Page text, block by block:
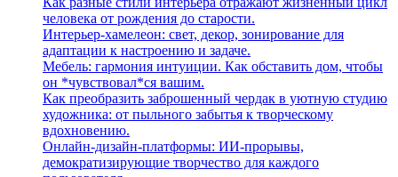
человека от рождения до старости.
Интерьер-хамелеон: свет, декор, зонирование для
адаптации к настроению и задаче.
Мебель: гармония интуиции. Как обставить дом, чтобы
он *чувствовал*ся вашим.
Как преобразить заброшенный чердак в уютную студию
художника: от пыльного забытья к творческому
вдохновению.
Онлайн-дизайн-платформы: ИИ-прорывы,
демократизирующие творчество для каждого